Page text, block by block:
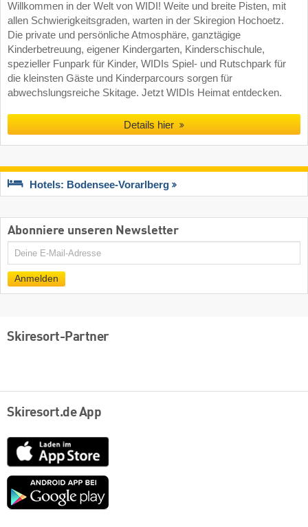
Willkommen in der Welt von WIDI! Weite und breite Pisten, mit
allen Schwierigkeitsgraden, warten in der Skiregion Hochoetz.
Die private und persönliche Atmosphäre, ganztägige
Kinderbetreuung, eigener Kindergarten, Kinderschischule,
spezieller Funpark für Kinder, WIDIs Spiel- und Rutschpark für
die kleinsten Gäste und Kinderparcours sorgen für
abwechslungsreiche Skitage. Jetzt WIDIs Heimat entdecken.
Details hier
Hotels: Bodensee-Vorarlberg
Abonniere unseren Newsletter
E-
Anmelden
Skiresort-Partner
Skiresort.de App
App
Store
Google